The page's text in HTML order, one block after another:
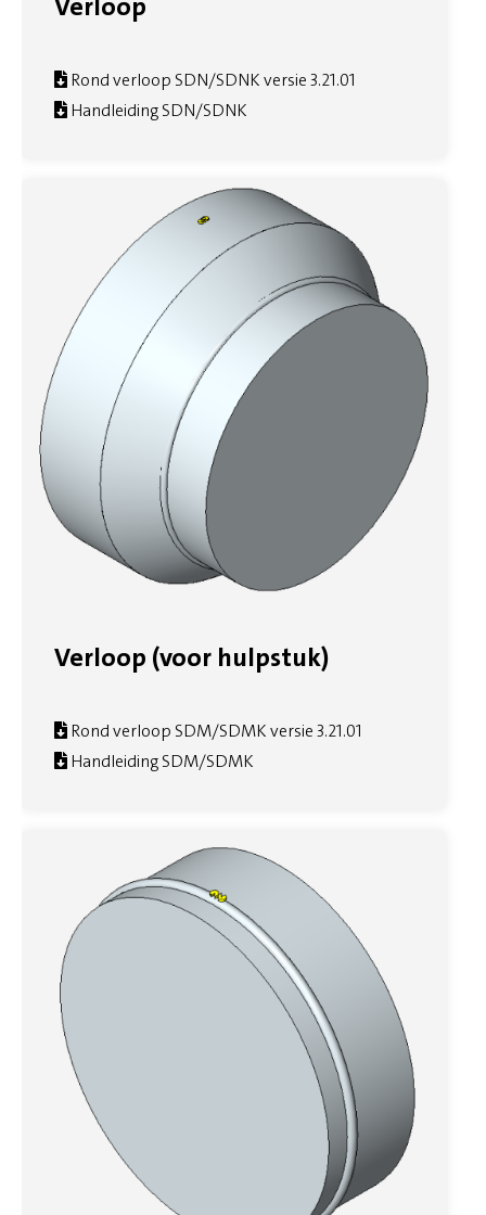
Rond verloop SDN/SDNK versie 3.21.01
Handleiding SDN/SDNK
Verloop (voor hulpstuk)
Rond verloop SDM/SDMK versie 3.21.01
Handleiding SDM/SDMK